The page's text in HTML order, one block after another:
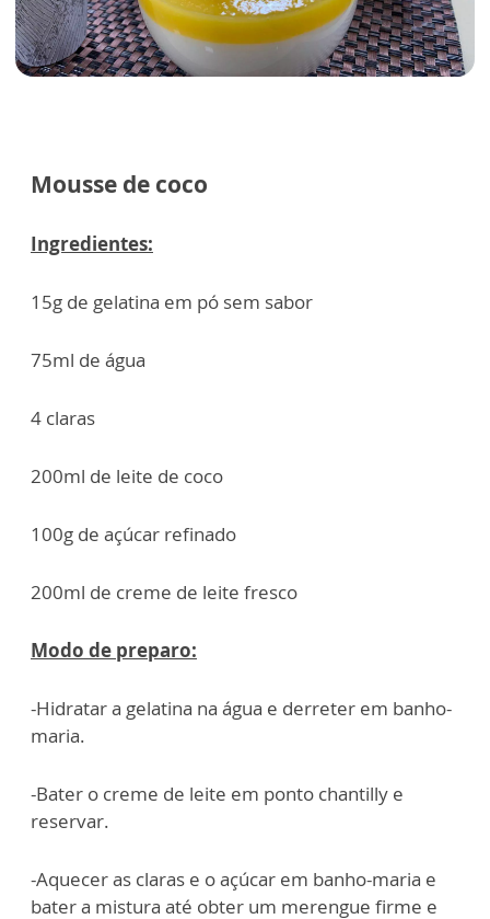
Mousse de coco
Ingredientes:
15g de gelatina em pó sem sabor
75ml de água
4 claras
200ml de leite de coco
100g de açúcar refinado
200ml de creme de leite fresco
Modo de preparo:
-Hidratar a gelatina na água e derreter em banho-
maria.
-Bater o creme de leite em ponto chantilly e
reservar.
-Aquecer as claras e o açúcar em banho-maria e
bater a mistura até obter um merengue firme e